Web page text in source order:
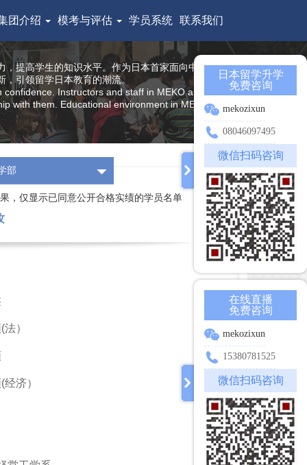
团介绍 模考与评估 学员系统 联系我们
提高学生的知识水平。作为日本首家面向中国留学生
引领留学日本教育的潮流。
Instructors and staff in MEKO are all from
with them. Educational environment in MEKO offers
部
，仅显示已同意公开合格实绩的学员名单
）
济）
日本留学升学
免费咨询
mekozixun
08046097495
微信扫码咨询
在线直播
免费咨询
mekozixun
15380781525
微信扫码咨询